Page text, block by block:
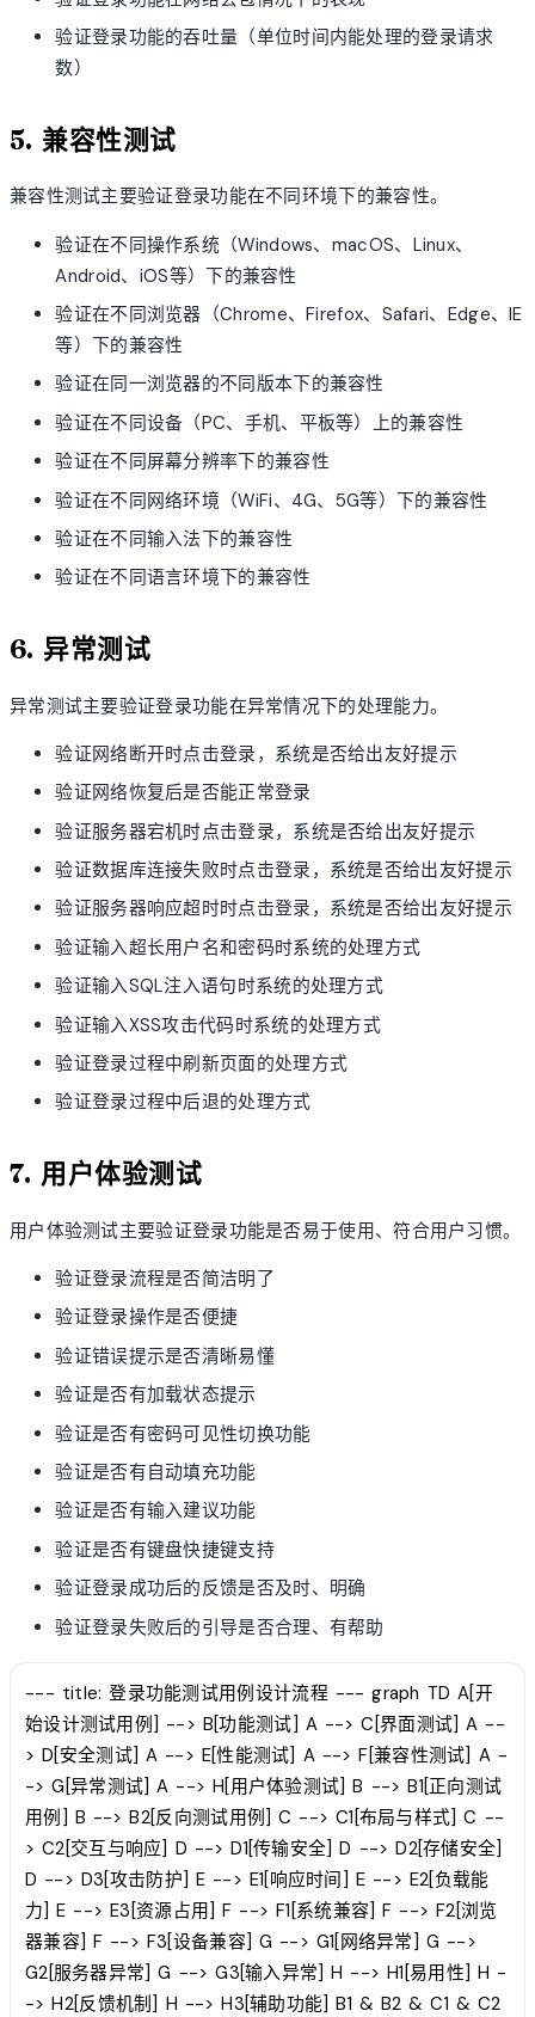
验证登录功能的吞吐量（单位时间内能处理的登录请求
数）
5. 兼容性测试
兼容性测试主要验证登录功能在不同环境下的兼容性。
验证在不同操作系统（Windows、macOS、Linux、
Android、iOS等）下的兼容性
验证在不同浏览器（Chrome、Firefox、Safari、Edge、IE
等）下的兼容性
验证在同一浏览器的不同版本下的兼容性
验证在不同设备（PC、手机、平板等）上的兼容性
验证在不同屏幕分辨率下的兼容性
验证在不同网络环境（WiFi、4G、5G等）下的兼容性
验证在不同输入法下的兼容性
验证在不同语言环境下的兼容性
6. 异常测试
异常测试主要验证登录功能在异常情况下的处理能力。
验证网络断开时点击登录，系统是否给出友好提示
验证网络恢复后是否能正常登录
验证服务器宕机时点击登录，系统是否给出友好提示
验证数据库连接失败时点击登录，系统是否给出友好提示
验证服务器响应超时时点击登录，系统是否给出友好提示
验证输入超长用户名和密码时系统的处理方式
验证输入SQL注入语句时系统的处理方式
验证输入XSS攻击代码时系统的处理方式
验证登录过程中刷新页面的处理方式
验证登录过程中后退的处理方式
7. 用户体验测试
用户体验测试主要验证登录功能是否易于使用、符合用户习惯。
验证登录流程是否简洁明了
验证登录操作是否便捷
验证错误提示是否清晰易懂
验证是否有加载状态提示
验证是否有密码可见性切换功能
验证是否有自动填充功能
验证是否有输入建议功能
验证是否有键盘快捷键支持
验证登录成功后的反馈是否及时、明确
验证登录失败后的引导是否合理、有帮助
--- title: 登录功能测试用例设计流程 --- graph TD A[开
始设计测试用例] --> B[功能测试] A --> C[界面测试] A --
> D[安全测试] A --> E[性能测试] A --> F[兼容性测试] A -
-> G[异常测试] A --> H[用户体验测试] B --> B1[正向测试
用例] B --> B2[反向测试用例] C --> C1[布局与样式] C --
> C2[交互与响应] D --> D1[传输安全] D --> D2[存储安全]
D --> D3[攻击防护] E --> E1[响应时间] E --> E2[负载能
力] E --> E3[资源占用] F --> F1[系统兼容] F --> F2[浏览
器兼容] F --> F3[设备兼容] G --> G1[网络异常] G -->
G2[服务器异常] G --> G3[输入异常] H --> H1[易用性] H -
-> H2[反馈机制] H --> H3[辅助功能] B1 & B2 & C1 & C2